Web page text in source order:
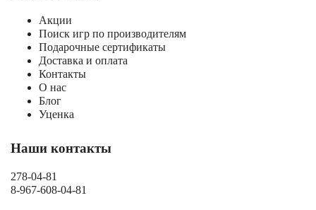
Акции
Поиск игр по производителям
Подарочные сертификаты
Доставка и оплата
Контакты
О нас
Блог
Уценка
Наши контакты
278-04-81
8-967-608-04-81